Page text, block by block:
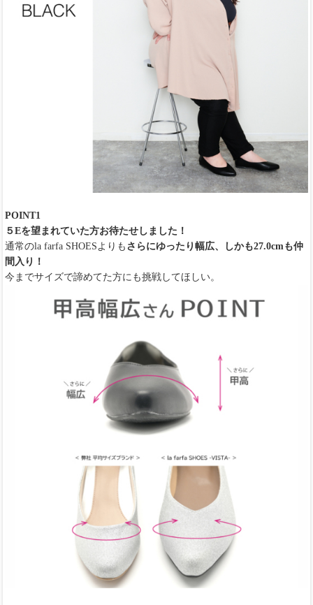
POINT1
５Eを望まれていた方お待たせしました！
通常のla farfa SHOESよりも さらにゆったり幅広、しかも27.0cmも仲
間入り！
今までサイズで諦めてた方にも挑戦してほしい。